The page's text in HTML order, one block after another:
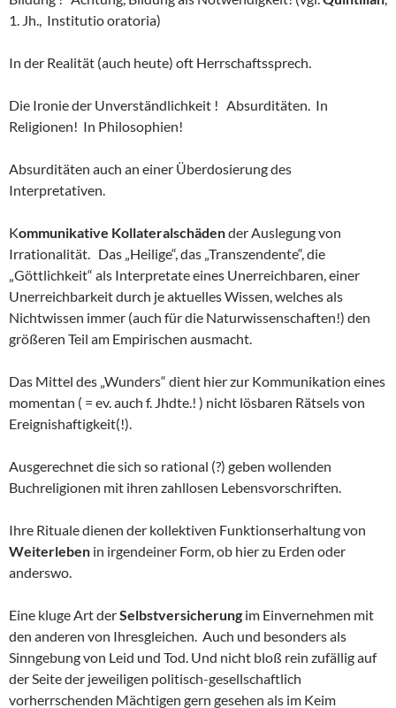
1. Jh., Institutio oratoria)
In der Realität (auch heute) oft Herrschaftssprech.
Die Ironie der Unverständlichkeit ! Absurditäten. In
Religionen! In Philosophien!
Absurditäten auch an einer Überdosierung des
Interpretativen.
Kommunikative Kollateralschädender Auslegung von
Irrationalität. Das „Heilige“, das „Transzendente“, die
„Göttlichkeit“ als Interpretate eines Unerreichbaren, einer
Unerreichbarkeit durch je aktuelles Wissen, welches als
Nichtwissen immer (auch für die Naturwissenschaften!) den
größeren Teil am Empirischen ausmacht.
Das Mittel des „Wunders“ dient hier zur Kommunikation eines
momentan ( = ev. auch f. Jhdte.! ) nicht lösbaren Rätsels von
Ereignishaftigkeit(!).
Ausgerechnet die sich so rational (?) geben wollenden
Buchreligionen mit ihren zahllosen Lebensvorschriften.
Ihre Rituale dienen der kollektiven Funktionserhaltung von
Weiterleben in irgendeiner Form, ob hier zu Erden oder
anderswo.
Eine kluge Art derSelbstversicherung im Einvernehmen mit
den anderen von Ihresgleichen. Auch und besonders als
Sinngebung von Leid und Tod. Und nicht bloß rein zufällig auf
der Seite der jeweiligen politisch-gesellschaftlich
vorherrschenden Mächtigen gern gesehen als im Keim